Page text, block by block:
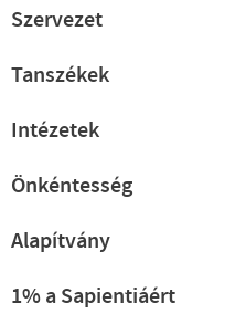
Szervezet
Tanszékek
Intézetek
Önkéntesség
Alapítvány
1% a Sapientiáért